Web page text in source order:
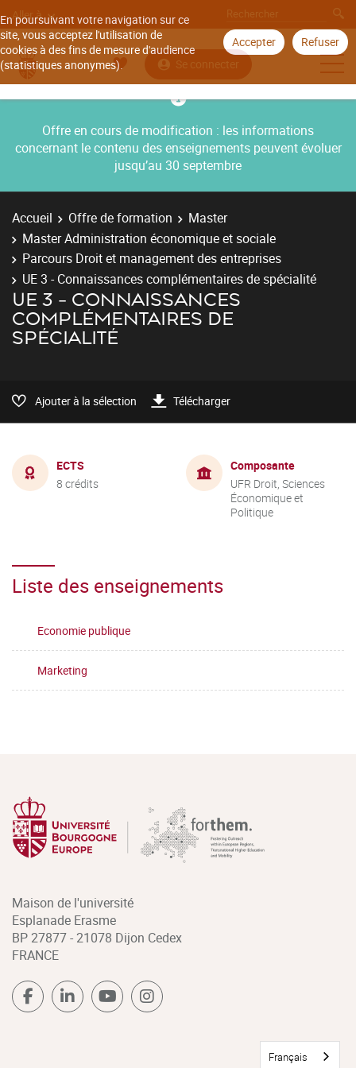
En poursuivant votre navigation sur ce
site, vous acceptez l'utilisation de
cookies à des fins de mesure d'audience
(statistiques anonymes).
Accepter Refuser
Aller à
Se connecter
Offre en cours de modification : les informations
concernant le contenu des enseignements peuvent évoluer
jusqu’au 30 septembre
Accueil Offre de formation
Master
Master Administration économique et sociale
Parcours Droit et management des entreprises
UE 3 - Connaissances complémentaires de spécialité
UE 3 - CONNAISSANCES
COMPLÉMENTAIRES DE
SPÉCIALITÉ
Ajouter à la sélection Télécharger
ECTS
8 crédits
Composante
UFR Droit, Sciences
Économique et
Politique
Liste des enseignements
Economie publique
Marketing
Maison de l'université
Esplanade Erasme
BP 27877 - 21078 Dijon Cedex
FRANCE
Français